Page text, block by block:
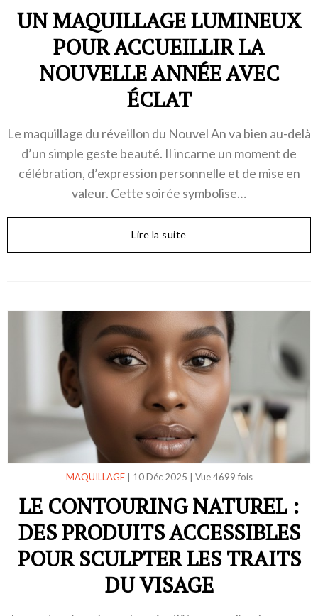
UN MAQUILLAGE LUMINEUX
POUR ACCUEILLIR LA
NOUVELLE ANNÉE AVEC
ÉCLAT
Le maquillage du réveillon du Nouvel An va bien au-delà
d’un simple geste beauté. Il incarne un moment de
célébration, d’expression personnelle et de mise en
valeur. Cette soirée symbolise…
Lire la suite
MAQUILLAGE| 10 Déc 2025 Vue 4699 fois
LE CONTOURING NATUREL :
DES PRODUITS ACCESSIBLES
POUR SCULPTER LES TRAITS
DU VISAGE